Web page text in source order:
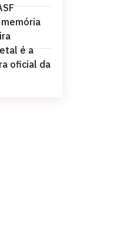
é a
oficial da